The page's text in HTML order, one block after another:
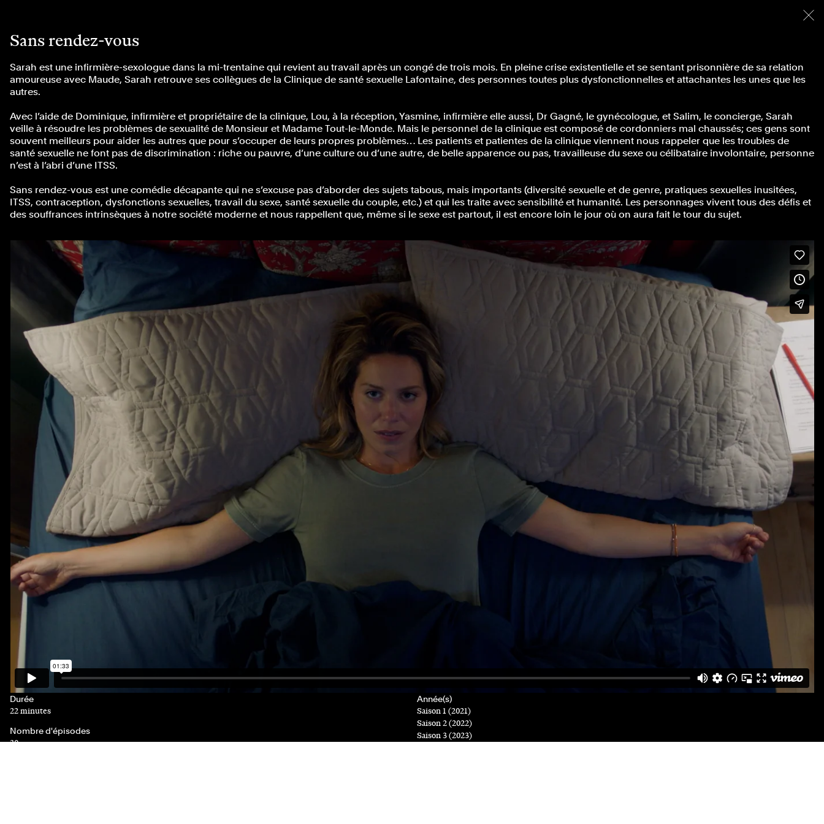
Sans rendez-vous
Sarah est une infirmière-sexologue dans la mi-trentaine qui revient au travail après un congé de trois mois. En pleine crise existentielle et se sentant prisonnière de sa relation
amoureuse avec Maude, Sarah retrouve ses collègues de la Clinique de santé sexuelle Lafontaine, des personnes toutes plus dysfonctionnelles et attachantes les unes que les
autres.
Avec l’aide de Dominique, infirmière et propriétaire de la clinique, Lou, à la réception, Yasmine, infirmière elle aussi, Dr Gagné, le gynécologue, et Salim, le concierge, Sarah
veille à résoudre les problèmes de sexualité de Monsieur et Madame Tout-le-Monde. Mais le personnel de la clinique est composé de cordonniers mal chaussés; ces gens sont
souvent meilleurs pour aider les autres que pour s’occuper de leurs propres problèmes… Les patients et patientes de la clinique viennent nous rappeler que les troubles de
santé sexuelle ne font pas de discrimination : riche ou pauvre, d’une culture ou d’une autre, de belle apparence ou pas, travailleuse du sexe ou célibataire involontaire, personne
n’est à l’abri d’une ITSS.
Sans rendez-vous est une comédie décapante qui ne s’excuse pas d’aborder des sujets tabous, mais importants (diversité sexuelle et de genre, pratiques sexuelles inusitées,
ITSS, contraception, dysfonctions sexuelles, travail du sexe, santé sexuelle du couple, etc.) et qui les traite avec sensibilité et humanité. Les personnages vivent tous des défis et
des souffrances intrinsèques à notre société moderne et nous rappellent que, même si le sexe est partout, il est encore loin le jour où on aura fait le tour du sujet.
Durée
22 minutes
Nombre d'épisodes
30
Année(s)
Saison 1 (2021)
Saison 2 (2022)
Saison 3 (2023)